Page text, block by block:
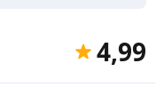
4,99